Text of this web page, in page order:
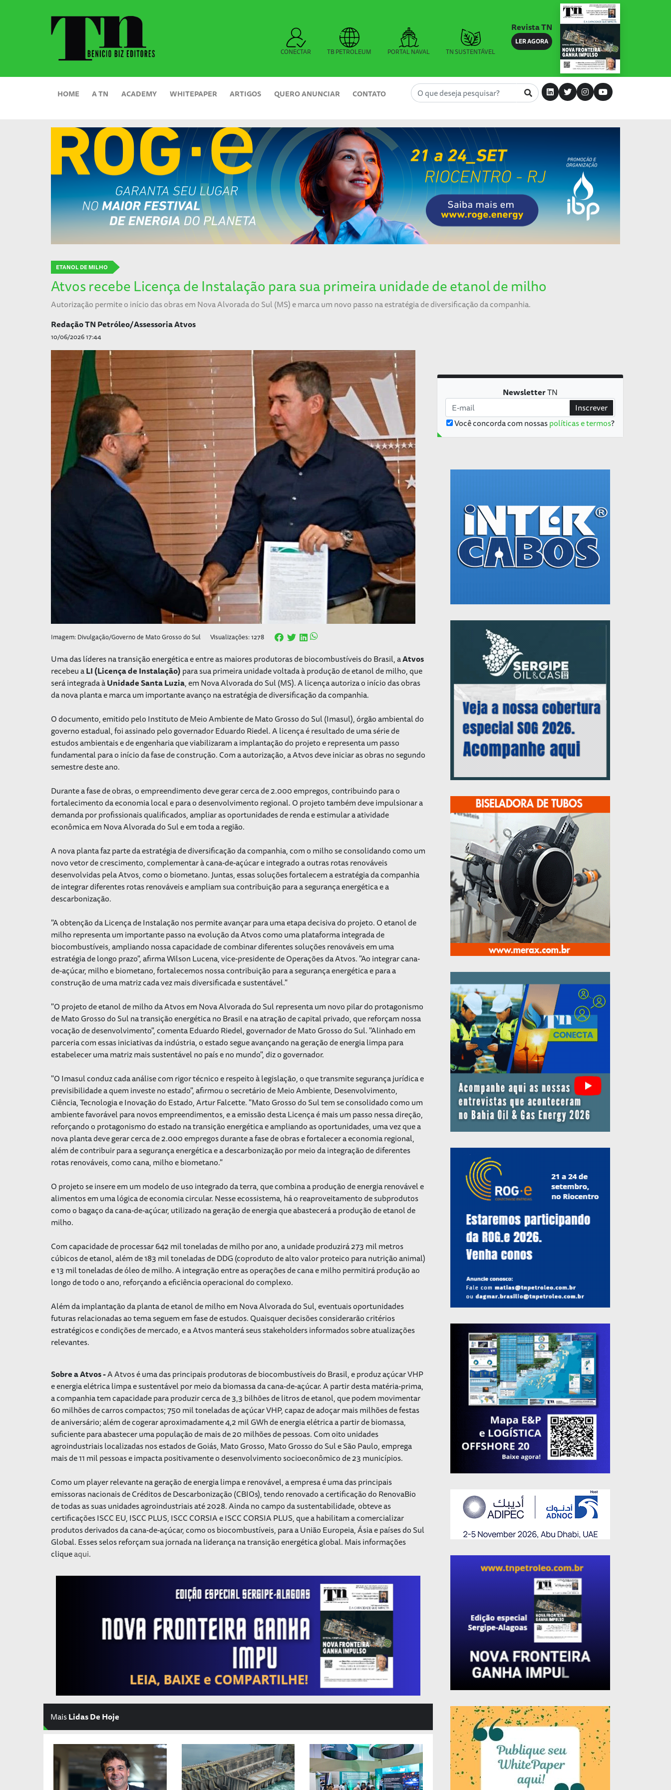
CONECTAR TB PETROLEUM PORTAL NAVAL TN SUSTENTÁVEL
Revista TN
LER AGORA
HOME A TN ACADEMY WHITEPAPER ARTIGOS QUERO ANUNCIAR CONTATO
ETANOL DE MILHO
Atvos recebe Licença de Instalação para sua primeira unidade de etanol de milho
Autorização permite o início das obras em Nova Alvorada do Sul (MS) e marca um novo passo na estratégia de diversificação da companhia.
Redação TN Petróleo/Assessoria Atvos
10/06/2026 17:44
Imagem: Divulgação/Governo de Mato Grosso do Sul Visualizações: 1278
Uma das líderes na transição energética e entre as maiores produtoras de biocombustíveis do Brasil, aAtvos
recebeu aLI (Licença de Instalação)para sua primeira unidade voltada à produção de etanol de milho, que
será integrada àUnidade Santa Luzia, em Nova Alvorada do Sul (MS). A licença autoriza o início das obras
da nova planta e marca um importante avanço na estratégia de diversificação da companhia.
O documento, emitido pelo Instituto de Meio Ambiente de Mato Grosso do Sul (Imasul), órgão ambiental do
governo estadual, foi assinado pelo governador Eduardo Riedel. A licença é resultado de uma série de
estudos ambientais e de engenharia que viabilizaram a implantação do projeto e representa um passo
fundamental para o início da fase de construção. Com a autorização, a Atvos deve iniciar as obras no segundo
semestre deste ano.
Durante a fase de obras, o empreendimento deve gerar cerca de 2.000 empregos, contribuindo para o
fortalecimento da economia local e para o desenvolvimento regional. O projeto também deve impulsionar a
demanda por profissionais qualificados, ampliar as oportunidades de renda e estimular a atividade
econômica em Nova Alvorada do Sul e em toda a região.
A nova planta faz parte da estratégia de diversificação da companhia, com o milho se consolidando como um
novo vetor de crescimento, complementar à cana-de-açúcar e integrado a outras rotas renováveis
desenvolvidas pela Atvos, como o biometano. Juntas, essas soluções fortalecem a estratégia da companhia
de integrar diferentes rotas renováveis e ampliam sua contribuição para a segurança energética e a
descarbonização.
"A obtenção da Licença de Instalação nos permite avançar para uma etapa decisiva do projeto. O etanol de
milho representa um importante passo na evolução da Atvos como uma plataforma integrada de
biocombustíveis, ampliando nossa capacidade de combinar diferentes soluções renováveis em uma
estratégia de longo prazo", afirma Wilson Lucena, vice-presidente de Operações da Atvos. "Ao integrar cana-
de-açúcar, milho e biometano, fortalecemos nossa contribuição para a segurança energética e para a
construção de uma matriz cada vez mais diversificada e sustentável."
"O projeto de etanol de milho da Atvos em Nova Alvorada do Sul representa um novo pilar do protagonismo
de Mato Grosso do Sul na transição energética no Brasil e na atração de capital privado, que reforçam nossa
vocação de desenvolvimento", comenta Eduardo Riedel, governador de Mato Grosso do Sul. "Alinhado em
parceria com essas iniciativas da indústria, o estado segue avançando na geração de energia limpa para
estabelecer uma matriz mais sustentável no país e no mundo", diz o governador.
"O Imasul conduz cada análise com rigor técnico e respeito à legislação, o que transmite segurança jurídica e
previsibilidade a quem investe no estado", afirmou o secretário de Meio Ambiente, Desenvolvimento,
Ciência, Tecnologia e Inovação do Estado, Artur Falcette. "Mato Grosso do Sul tem se consolidado como um
ambiente favorável para novos empreendimentos, e a emissão desta Licença é mais um passo nessa direção,
reforçando o protagonismo do estado na transição energética e ampliando as oportunidades, uma vez que a
nova planta deve gerar cerca de 2.000 empregos durante a fase de obras e fortalecer a economia regional,
além de contribuir para a segurança energética e a descarbonização por meio da integração de diferentes
rotas renováveis, como cana, milho e biometano."
O projeto se insere em um modelo de uso integrado da terra, que combina a produção de energia renovável e
alimentos em uma lógica de economia circular. Nesse ecossistema, há o reaproveitamento de subprodutos
como o bagaço da cana-de-açúcar, utilizado na geração de energia que abastecerá a produção de etanol de
milho.
Com capacidade de processar 642 mil toneladas de milho por ano, a unidade produzirá 273 mil metros
cúbicos de etanol, além de 183 mil toneladas de DDG (coproduto de alto valor proteico para nutrição animal)
e 13 mil toneladas de óleo de milho. A integração entre as operações de cana e milho permitirá produção ao
longo de todo o ano, reforçando a eficiência operacional do complexo.
Além da implantação da planta de etanol de milho em Nova Alvorada do Sul, eventuais oportunidades
futuras relacionadas ao tema seguem em fase de estudos. Quaisquer decisões considerarão critérios
estratégicos e condições de mercado, e a Atvos manterá seus stakeholders informados sobre atualizações
relevantes.
Sobre a Atvos -A Atvos é uma das principais produtoras de biocombustíveis do Brasil, e produz açúcar VHP
e energia elétrica limpa e sustentável por meio da biomassa da cana-de-açúcar. A partir desta matéria-prima,
a companhia tem capacidade para produzir cerca de 3,3 bilhões de litros de etanol, que podem movimentar
60 milhões de carros compactos; 750 mil toneladas de açúcar VHP, capaz de adoçar mais milhões de festas
de aniversário; além de cogerar aproximadamente 4,2 mil GWh de energia elétrica a partir de biomassa,
suficiente para abastecer uma população de mais de 20 milhões de pessoas. Com oito unidades
agroindustriais localizadas nos estados de Goiás, Mato Grosso, Mato Grosso do Sul e São Paulo, emprega
mais de 11 mil pessoas e impacta positivamente o desenvolvimento socioeconômico de 23 municípios.
Como um player relevante na geração de energia limpa e renovável, a empresa é uma das principais
emissoras nacionais de Créditos de Descarbonização (CBIOs), tendo renovado a certificação do RenovaBio
de todas as suas unidades agroindustriais até 2028. Ainda no campo da sustentabilidade, obteve as
certificações ISCC EU, ISCC PLUS, ISCC CORSIA e ISCC CORSIA PLUS, que a habilitam a comercializar
produtos derivados da cana-de-açúcar, como os biocombustíveis, para a União Europeia, Ásia e países do Sul
Global. Esses selos reforçam sua jornada na liderança na transição energética global. Mais informações
cliqueaqui.
MaisLidas De Hoje
NewsletterTN
Você concorda com nossaspolíticas e termos?
Inscrever